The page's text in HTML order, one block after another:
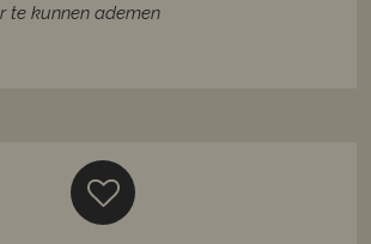
te kunnen ademen